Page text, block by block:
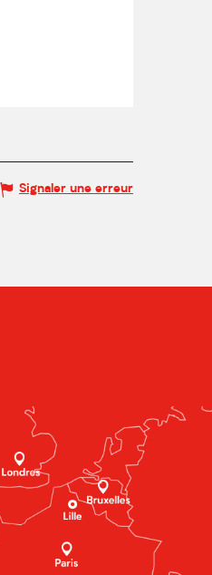
Signaler une erreur